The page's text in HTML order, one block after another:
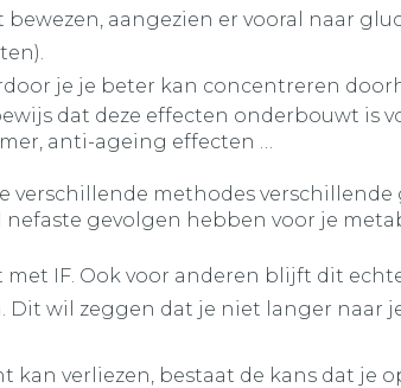
aangezien er vooral naar
je je beter kan concentreren
dat deze effecten onderbouwt is
anti-ageing effecten …
verschillende methodes
gevolgen hebben voor je
IF. Ook voor anderen blijft dit
Dit wil zeggen dat je niet langer naar
verliezen, bestaat de kans dat je